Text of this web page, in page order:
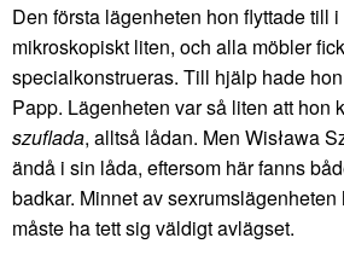
Den första lägenheten hon flyttade till
mikroskopiskt liten, och alla möbler
specialkonstrueras. Till hjälp hade
Papp. Lägenheten var så liten att hon
szuflada, alltså lådan. Men Wisława
ändå i sin låda, eftersom här fanns
badkar. Minnet av sexrumslägenheten
måste ha tett sig väldigt avlägset.